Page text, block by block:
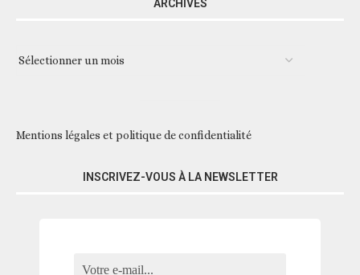
ARCHIVES
Mentions légales et politique de confidentialité
INSCRIVEZ-VOUS À LA NEWSLETTER